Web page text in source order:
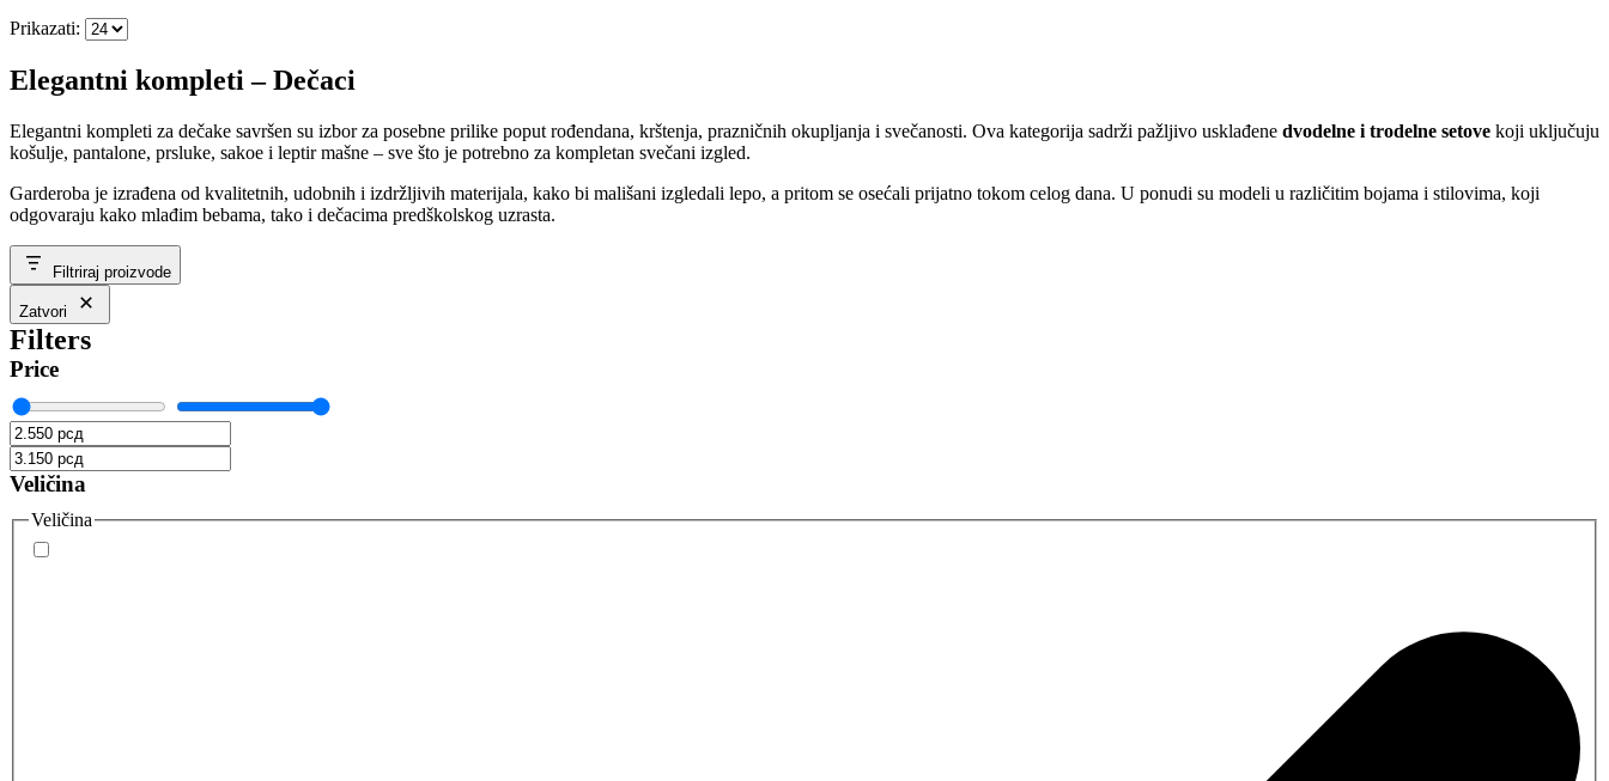
Prikazati:
Elegantni kompleti – Dečaci
Elegantni kompleti za dečake savršen su izbor za posebne prilike poput rođendana, krštenja, prazničnih okupljanja i svečanosti. Ova kategorija sadrži pažljivo usklađene dvodelne i trodelne setove koji uključuju
košulje, pantalone, prsluke, sakoe i leptir mašne – sve što je potrebno za kompletan svečani izgled.
Garderoba je izrađena od kvalitetnih, udobnih i izdržljivih materijala, kako bi mališani izgledali lepo, a pritom se osećali prijatno tokom celog dana. U ponudi su modeli u različitim bojama i stilovima, koji
odgovaraju kako mlađim bebama, tako i dečacima predškolskog uzrasta.
Filtriraj proizvode
Zatvori
Filters
Price
Veličina
Veličina